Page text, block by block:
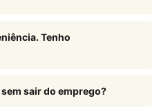
Tenho
sair do emprego?